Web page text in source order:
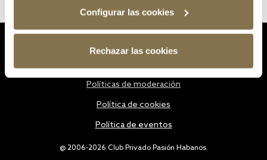
Configurar las cookies
Rechazar las cookies
@ 2006-2026 Club Privado Pasión Habanos.
Políticas de moderación
Política de cookies
Política de eventos